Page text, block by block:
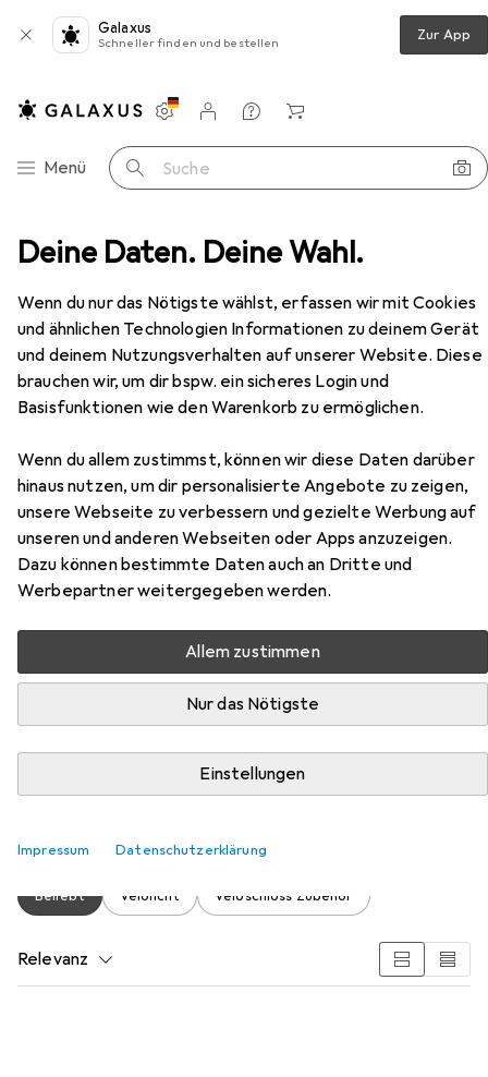
Deine Daten. Deine Wahl.
Wenn du nur das Nötigste wählst, erfassen wir mit Cookies
und ähnlichen Technologien Informationen zu deinem Gerät
und deinem Nutzungsverhalten auf unserer Website. Diese
brauchen wir, um dir bspw. ein sicheres Login und
Basisfunktionen wie den Warenkorb zu ermöglichen.
Wenn du allem zustimmst, können wir diese Daten darüber
hinaus nutzen, um dir personalisierte Angebote zu zeigen,
unsere Webseite zu verbessern und gezielte Werbung auf
unseren und anderen Webseiten oder Apps anzuzeigen.
Dazu können bestimmte Daten auch an Dritte und
Werbepartner weitergegeben werden.
Allem zustimmen
Nur das Nötigste
Einstellungen
Impressum Datenschutzerklärung
Galaxus
Schneller finden und bestellen Zur App
Navigation nach Kategorien
Menü Suche
Einstellungen
Kundenkonto
Vergleichslisten
Merklisten
Warenkorb
Veloschloss Dunlop bicycle chain lock 120 cm (green)
EUR
9,– bei 2 Stück
120 cm
Zubehör für Dunlop bicycle chain
lock 120 cm (green)
Hier findest du passendes Zubehör zum Produkt Dunlop
bicycle chain lock 120 cm (green) aus den Kategorien
Beliebt Velolicht Veloschloss Zubehör
Relevanz